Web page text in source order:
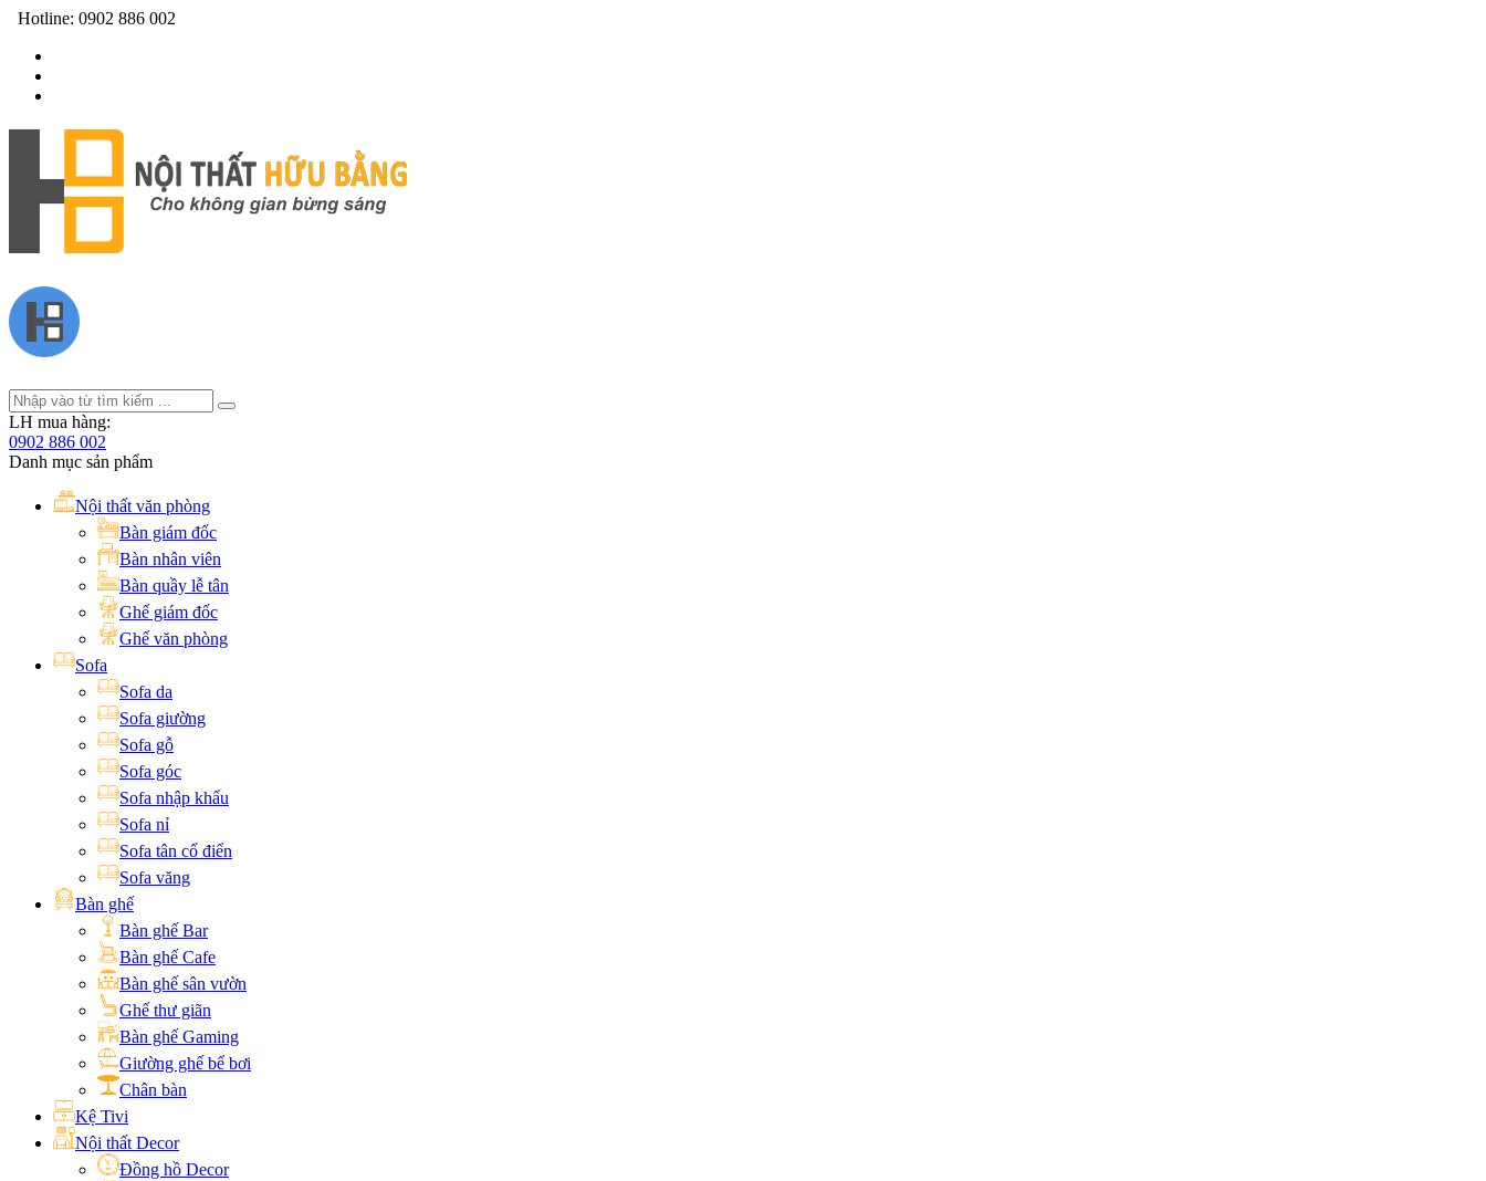
Hotline: 0902 886 002
LH mua hàng:
0902 886 002
Danh mục sản phẩm
Nội thất văn phòng
Bàn giám đốc
Bàn nhân viên
Bàn quầy lễ tân
Ghế giám đốc
Ghế văn phòng
Sofa
Sofa da
Sofa giường
Sofa gỗ
Sofa góc
Sofa nhập khẩu
Sofa nỉ
Sofa tân cổ điển
Sofa văng
Bàn ghế
Bàn ghế Bar
Bàn ghế Cafe
Bàn ghế sân vườn
Ghế thư giãn
Bàn ghế Gaming
Giường ghế bể bơi
Chân bàn
Kệ Tivi
Nội thất Decor
Đồng hồ Decor